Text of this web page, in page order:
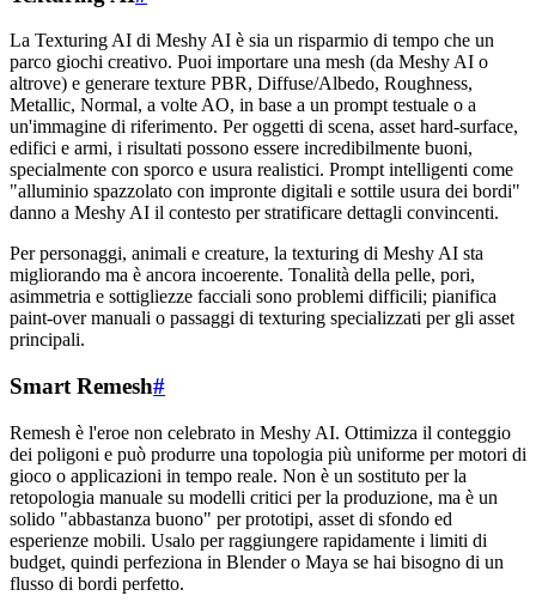
La Texturing AI di Meshy AI è sia un risparmio di tempo che un
parco giochi creativo. Puoi importare una mesh (da Meshy AI o
altrove) e generare texture PBR, Diffuse/Albedo, Roughness,
Metallic, Normal, a volte AO, in base a un prompt testuale o a
un'immagine di riferimento. Per oggetti di scena, asset hard-surface,
edifici e armi, i risultati possono essere incredibilmente buoni,
specialmente con sporco e usura realistici. Prompt intelligenti come
"alluminio spazzolato con impronte digitali e sottile usura dei bordi"
danno a Meshy AI il contesto per stratificare dettagli convincenti.
Per personaggi, animali e creature, la texturing di Meshy AI sta
migliorando ma è ancora incoerente. Tonalità della pelle, pori,
asimmetria e sottigliezze facciali sono problemi difficili; pianifica
paint-over manuali o passaggi di texturing specializzati per gli asset
principali.
Smart Remesh#
Remesh è l'eroe non celebrato in Meshy AI. Ottimizza il conteggio
dei poligoni e può produrre una topologia più uniforme per motori di
gioco o applicazioni in tempo reale. Non è un sostituto per la
retopologia manuale su modelli critici per la produzione, ma è un
solido "abbastanza buono" per prototipi, asset di sfondo ed
esperienze mobili. Usalo per raggiungere rapidamente i limiti di
budget, quindi perfeziona in Blender o Maya se hai bisogno di un
flusso di bordi perfetto.